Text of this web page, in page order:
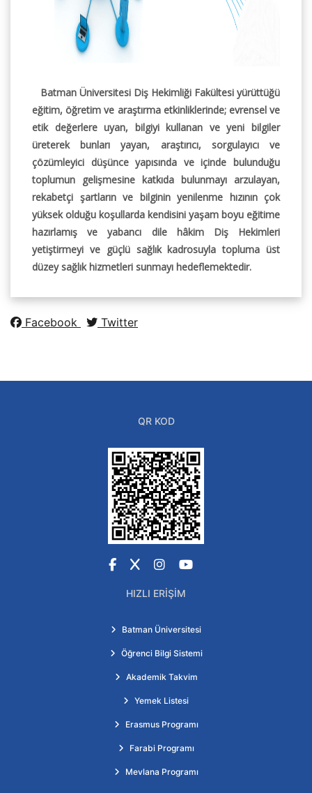
Batman Üniversitesi Diş Hekimliği Fakültesi yürüttüğü
eğitim, öğretim ve araştırma etkinliklerinde; evrensel ve
etik değerlere uyan, bilgiyi kullanan ve yeni bilgiler
üreterek bunları yayan, araştırıcı, sorgulayıcı ve
çözümleyici düşünce yapısında ve içinde bulunduğu
toplumun gelişmesine katkıda bulunmayı arzulayan,
rekabetçi şartların ve bilginin yenilenme hızının çok
yüksek olduğu koşullarda kendisini yaşam boyu eğitime
hazırlamış ve yabancı dile hâkim Diş Hekimleri
yetiştirmeyi ve güçlü sağlık kadrosuyla topluma üst
düzey sağlık hizmetleri sunmayı hedeflemektedir.
Facebook Twitter
QR KOD
Facebook
X Instagram
YouTube
HIZLI ERIŞIM
Batman Üniversitesi
Öğrenci Bilgi Sistemi
Akademik Takvim
Yemek Listesi
Erasmus Programı
Farabi Programı
Mevlana Programı